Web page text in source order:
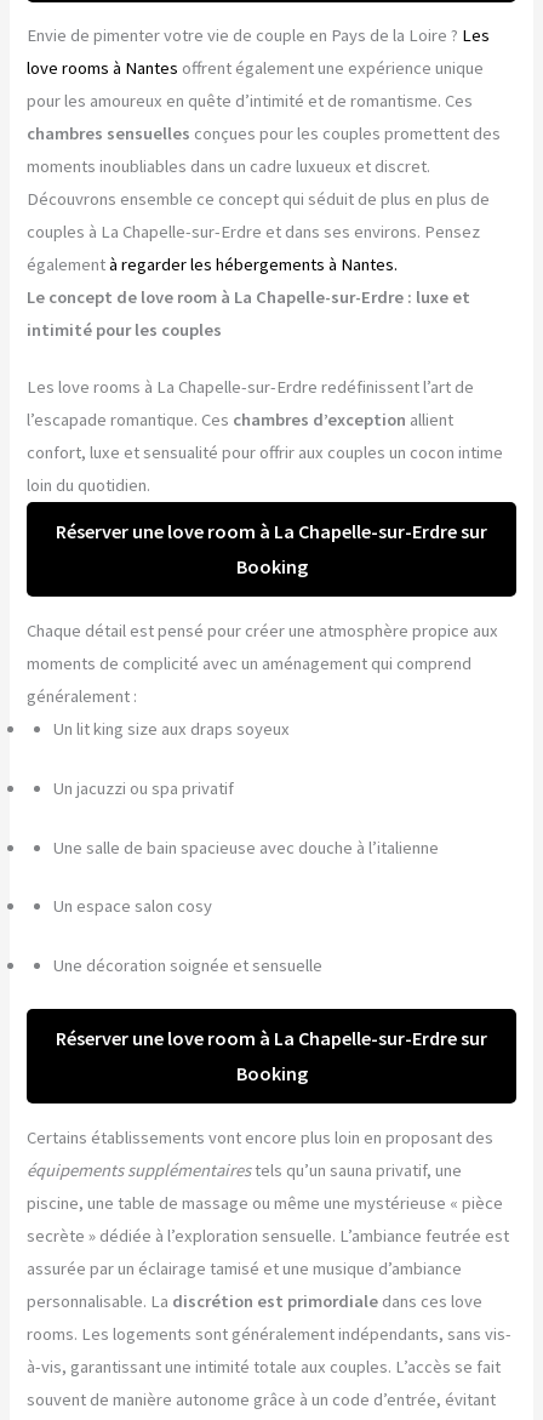
Envie de pimenter votre vie de couple en Pays de la Loire ? Les
love rooms à Nantes offrent également une expérience unique
pour les amoureux en quête d’intimité et de romantisme. Ces
chambres sensuelles conçues pour les couples promettent des
moments inoubliables dans un cadre luxueux et discret.
Découvrons ensemble ce concept qui séduit de plus en plus de
couples à La Chapelle-sur-Erdre et dans ses environs. Pensez
égalementà regarder les hébergements à Nantes.
Le concept de love room à La Chapelle-sur-Erdre : luxe et
intimité pour les couples
Les love rooms à La Chapelle-sur-Erdre redéfinissent l’art de
l’escapade romantique. Ces chambres d’exception allient
confort, luxe et sensualité pour offrir aux couples un cocon intime
loin du quotidien.
Réserver une love room à La Chapelle-sur-Erdre sur
Booking
Chaque détail est pensé pour créer une atmosphère propice aux
moments de complicité avec un aménagement qui comprend
généralement :
Un lit king size aux draps soyeux
Un jacuzzi ou spa privatif
Une salle de bain spacieuse avec douche à l’italienne
Un espace salon cosy
Une décoration soignée et sensuelle
Réserver une love room à La Chapelle-sur-Erdre sur
Booking
Certains établissements vont encore plus loin en proposant des
équipements supplémentairestels qu’un sauna privatif, une
piscine, une table de massage ou même une mystérieuse « pièce
secrète » dédiée à l’exploration sensuelle. L’ambiance feutrée est
assurée par un éclairage tamisé et une musique d’ambiance
personnalisable. La discrétion est primordiale dans ces love
rooms. Les logements sont généralement indépendants, sans vis-
à-vis, garantissant une intimité totale aux couples. L’accès se fait
souvent de manière autonome grâce à un code d’entrée, évitant